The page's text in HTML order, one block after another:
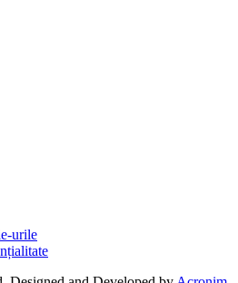
urile